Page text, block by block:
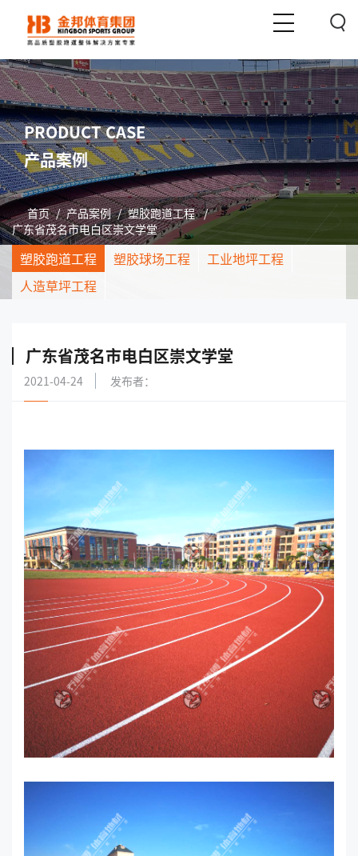
PRODUCT CASE
产品案例
首页 / 产品案例 / 塑胶跑道工程 /
广东省茂名市电白区崇文学堂
塑胶跑道工程 塑胶球场工程
工业地坪工程
人造草坪工程
广东省茂名市电白区崇文学堂
2021-04-24 发布者：